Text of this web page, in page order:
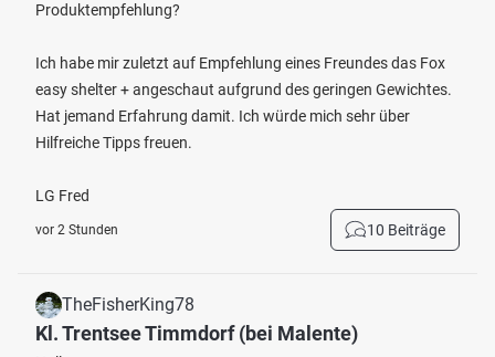
Produktempfehlung?
Ich habe mir zuletzt auf Empfehlung eines Freundes das Fox
easy shelter + angeschaut aufgrund des geringen Gewichtes.
Hat jemand Erfahrung damit. Ich würde mich sehr über
Hilfreiche Tipps freuen.
LG Fred
vor 2 Stunden 10 Beiträge
TheFisherKing78
Kl. Trentsee Timmdorf (bei Malente)